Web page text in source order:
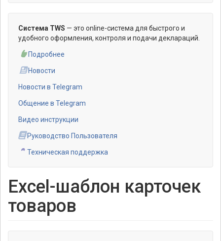
Система TWS — это online-система для быстрого и
удобного оформления, контроля и подачи деклараций.
Подробнее
Новости
Новости в Telegram
Общение в Telegram
Видео инструкции
Руководство Пользователя
Техническая поддержка
Excel-шаблон карточек
товаров